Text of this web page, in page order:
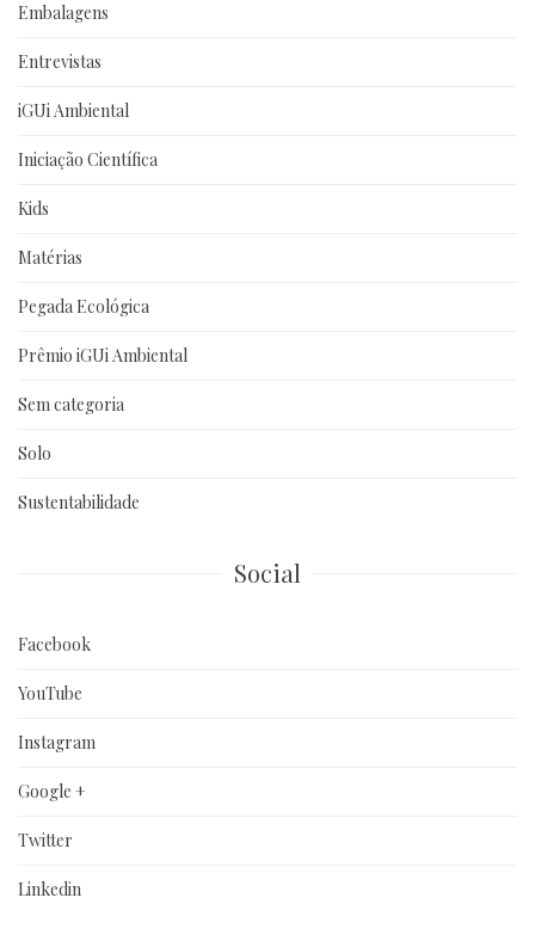
Embalagens
Entrevistas
iGUi Ambiental
Iniciação Científica
Kids
Matérias
Pegada Ecológica
Prêmio iGUi Ambiental
Sem categoria
Solo
Sustentabilidade
Social
Facebook
YouTube
Instagram
Google +
Twitter
Linkedin